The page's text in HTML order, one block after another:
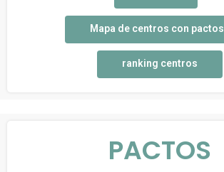
Mapa de centros con pactos
ranking centros
PACTOS